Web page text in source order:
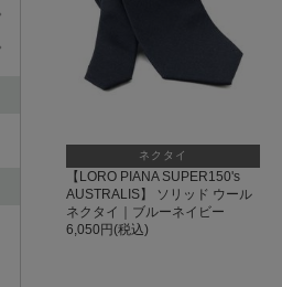
ネクタイ
【LORO PIANA SUPER150's
AUSTRALIS】 ソリッド ウール
ネクタイ｜ブルーネイビー
6,050円(税込)